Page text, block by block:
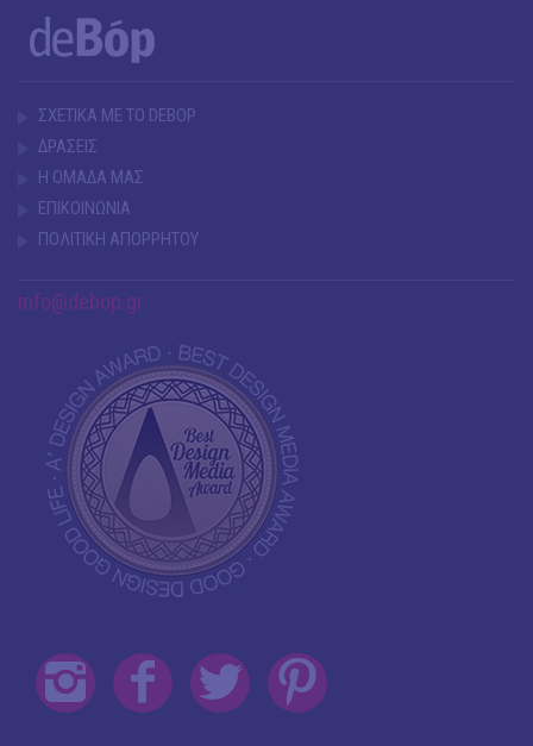
ΣΧΕΤΙΚΑ ΜΕ ΤΟ DEBOP
ΔΡΑΣΕΙΣ
Η ΟΜΑΔΑ ΜΑΣ
ΕΠΙΚΟΙΝΩΝΙΑ
ΠΟΛΙΤΙΚΗ ΑΠΟΡΡΗΤΟΥ
info@debop.gr